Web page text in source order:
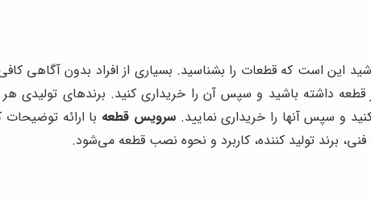
این است که قطعات را بشناسید. بسیاری از افراد بدون آگاهی
قطعه داشته باشید و سپس آن را خریداری کنید. برندهای تولیدی
و سپس آنها را خریداری نمایید.سرویس قطعه با ارائه
برند تولید کننده، کاربرد و نحوه نصب قطعه می‌شود.